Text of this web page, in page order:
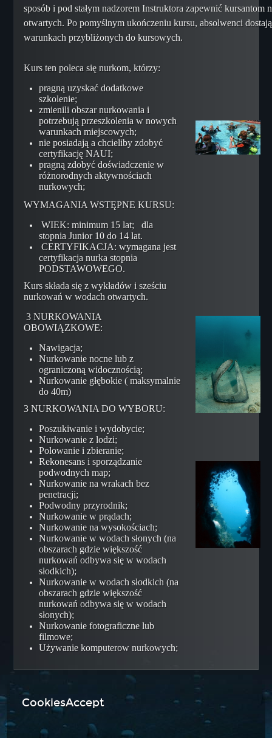
Deep Diver
Night Diver
Nitrox Diver
Underwater Photographer
Underwater Videographer
Search and Recovery Diver
Wreck Diver
Underwater Ecologist
Underwater Archaeologist
Ice Diver
Sidemount Diver
Technical Decompression Diver
Helitrox Diver
Trimix Diver
Extreme Exposure Diver
SCR Diver
CCR Diver
CCR Mixed Gas
Mixed Gas Blender and OST
Cavern Diver
Cave Diver Level I
Cave Diver Level II
Cave Guide
Wreck Penetration Diver
DPVT Diver
DPVEE Diver
Kursy Liderów
Skin Diving Instructor
Assistant Instructor
Divemaster NAUI
Instructor
Instructor Trainer
KONTAKT
AKTUALNOŚCI
sposób i pod stałym nadzorem Instruktora zapewnić
otwartych. Po pomyślnym ukończeniu kursu, absolwenci
warunkach przybliżonych do kursowych.
Kurs ten poleca się nurkom, którzy:
pragną uzyskać dodatkowe
szkolenie;
zmienili obszar nurkowania i
potrzebują przeszkolenia w nowych
warunkach miejscowych;
nie posiadają a chcieliby zdobyć
certyfikację NAUI;
pragną zdobyć doświadczenie w
różnorodnych aktywnościach
nurkowych;
WYMAGANIA WSTĘPNE KURSU:
WIEK: minimum 15 lat; dla
stopnia Junior 10 do 14 lat.
CERTYFIKACJA: wymagana jest
certyfikacja nurka stopnia
PODSTAWOWEGO.
Kurs składa się z wykładów i sześciu
nurkowań w wodach otwartych.
3 NURKOWANIA
OBOWIĄZKOWE:
Nawigacja;
Nurkowanie nocne lub z
ograniczoną widocznością;
Nurkowanie głębokie ( maksymalnie
do 40m)
3 NURKOWANIA DO WYBORU:
Poszukiwanie i wydobycie;
Nurkowanie z lodzi;
Polowanie i zbieranie;
Rekonesans i sporządzanie
podwodnych map;
Nurkowanie na wrakach bez
penetracji;
Podwodny przyrodnik;
Nurkowanie w prądach;
Nurkowanie na wysokościach;
Nurkowanie w wodach słonych (na
obszarach gdzie większość
nurkowań odbywa się w wodach
słodkich);
Nurkowanie w wodach słodkich (na
obszarach gdzie większość
nurkowań odbywa się w wodach
słonych);
Nurkowanie fotograficzne lub
filmowe;
Używanie komputerow nurkowych;
CookiesAccept